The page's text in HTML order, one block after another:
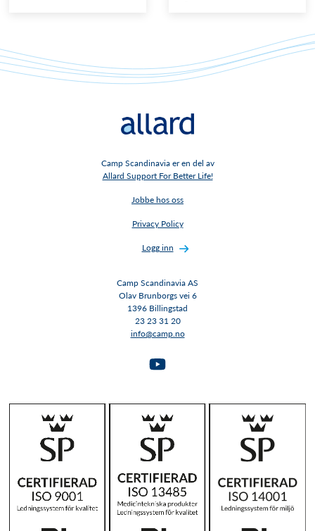
Camp Scandinavia er en del av
Allard Support For Better Life!
Jobbe hos oss
Privacy Policy
Logg inn
Camp Scandinavia AS
Olav Brunborgs vei 6
1396 Billingstad​​​​​​​
23 23 31 20
info@camp.no